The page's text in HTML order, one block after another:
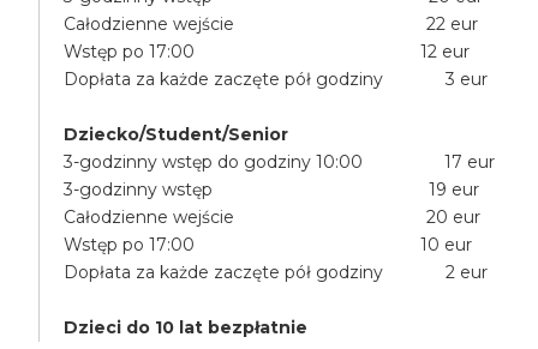
Całodzienne wejście 22 eur
Wstęp po 17:00 12 eur
Dopłata za każde zaczęte pół godziny 3 eur
Dziecko/Student/Senior
3-godzinny wstęp do godziny 10:00 17 eur
3-godzinny wstęp 19 eur
Całodzienne wejście 20 eur
Wstęp po 17:00 10 eur
Dopłata za każde zaczęte pół godziny 2 eur
Dzieci do 10 lat bezpłatnie